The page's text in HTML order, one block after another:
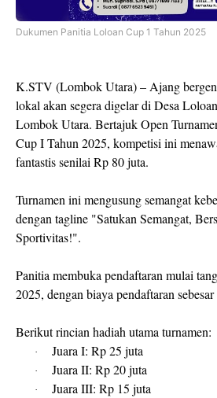
Dukumen Panitia Loloan Cup 1 Tahun 2025
K.STV (Lombok Utara)– Ajang
lokal akan segera digelar di Desa
Lombok Utara. BertajukOpen
Cup I Tahun 2025, kompetisi ini
fantastis senilai Rp 80 juta.
Turnamen ini mengusung semangat
dengan tagline "Satukan Semangat,
Sportivitas!".
Panitia membuka pendaftaran mulai
2025, dengan biaya pendaftaran sebesar
Berikut rincian hadiah utama turnamen:
· Juara I: Rp 25 juta
· Juara II: Rp 20 juta
· Juara III: Rp 15 juta